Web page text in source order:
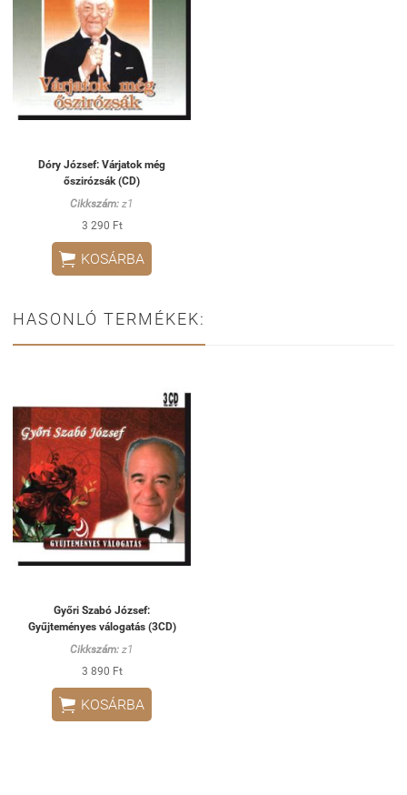
Dóry József: Várjatok még
őszirózsák (CD)
Cikkszám: z1
3 290 Ft
 KOSÁRBA
HASONLÓ TERMÉKEK:
Győri Szabó József:
Gyűjteményes válogatás (3CD)
Cikkszám: z1
3 890 Ft
 KOSÁRBA